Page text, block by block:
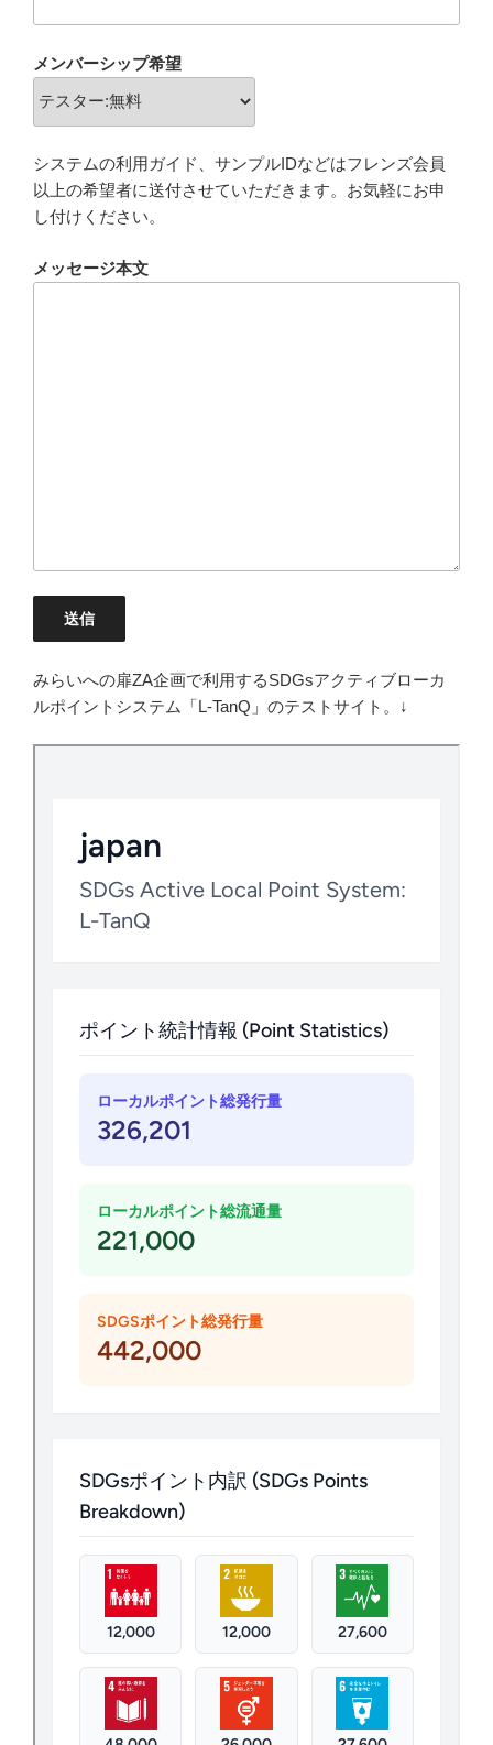
メンバーシップ希望
システムの利用ガイド、サンプルIDなどはフレンズ会員
以上の希望者に送付させていただきます。お気軽にお申
し付けください。
メッセージ本文
みらいへの扉ZA企画で利用するSDGsアクティブローカ
ルポイントシステム「L-TanQ」のテストサイト。↓